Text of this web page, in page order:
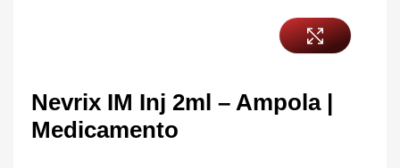
Nevrix IM Inj 2ml – Ampola |
Medicamento